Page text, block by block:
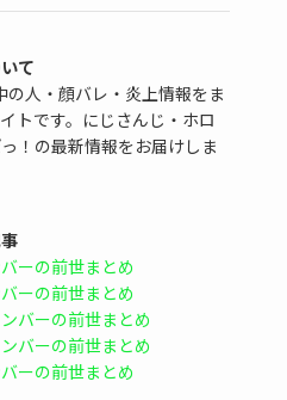
て
人・顔バレ・炎上情報をま
トです。にじさんじ・ホロ
！の最新情報をお届けしま
ーの前世まとめ
ーの前世まとめ
バーの前世まとめ
バーの前世まとめ
ーの前世まとめ